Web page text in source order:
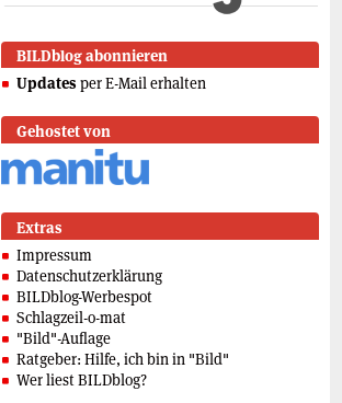
BILDblog abonnieren
Updates per E-Mail erhalten
Gehostet von
Extras
Impressum
Datenschutzerklärung
BILDblog-Werbespot
Schlagzeil-o-mat
"Bild"-Auflage
Ratgeber: Hilfe, ich bin in "Bild"
Wer liest BILDblog?